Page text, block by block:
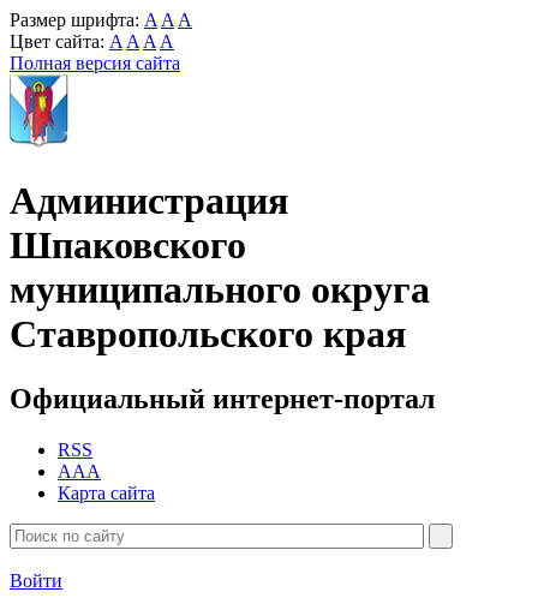
Размер шрифта: A A A
Цвет сайта: A A A A
Полная версия сайта
Администрация
Шпаковского
муниципального округа
Ставропольского края
Официальный интернет-портал
RSS
AAA
Карта сайта
Войти